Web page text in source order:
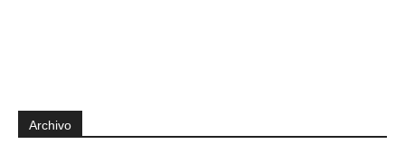
Archivo